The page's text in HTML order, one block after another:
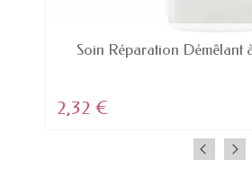
EN STOCK
Soin Réparation Démêlant
2,32 €